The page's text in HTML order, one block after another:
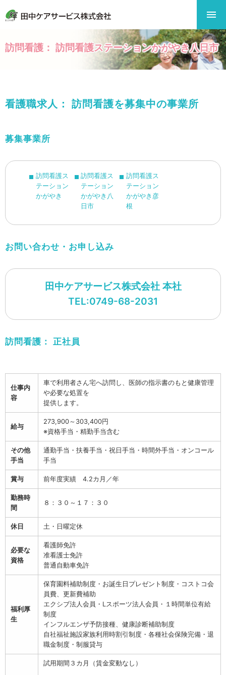
訪問看護： 訪問看護ステーションかがやき八日市
看護職求人： 訪問看護を募集中の事業所
募集事業所
訪問看護ス
テーション
かがやき
訪問看護ス
テーション
かがやき八
日市
訪問看護ス
テーション
かがやき彦
根
お問い合わせ・お申し込み
田中ケアサービス株式会社 本社
TEL:0749-68-2031
訪問看護： 正社員
仕事内
容
車で利用者さん宅へ訪問し、医師の指示書のもと健康管理
や必要な処置を
提供します。
給与
273,900～303,400円
※資格手当・精勤手当含む
その他
手当
通勤手当・扶養手当・祝日手当・時間外手当・オンコール
手当
賞与 前年度実績 4.2カ月／年
勤務時
間
８：３０～１７：３０
休日 土・日曜定休
必要な
資格
看護師免許
准看護士免許
普通自動車免許
福利厚
生
保育園料補助制度・お誕生日プレゼント制度・コストコ会
員費、更新費補助
エクシブ法人会員・Lスポーツ法人会員・１時間単位有給
制度
インフルエンザ予防接種、健康診断補助制度
自社福祉施設家族利用時割引制度・各種社会保険完備・退
職金制度・制服貸与
試用期間３カ月（賃金変動なし）